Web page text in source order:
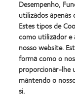
Global
Award
(2012)
Os nossos
Tecnologia de
Encontre as
Desempenho,
utilizados
Estes tipos de
como utilizador e
nosso website.
forma como o
proporcionar-lhe
mantendo o
si.